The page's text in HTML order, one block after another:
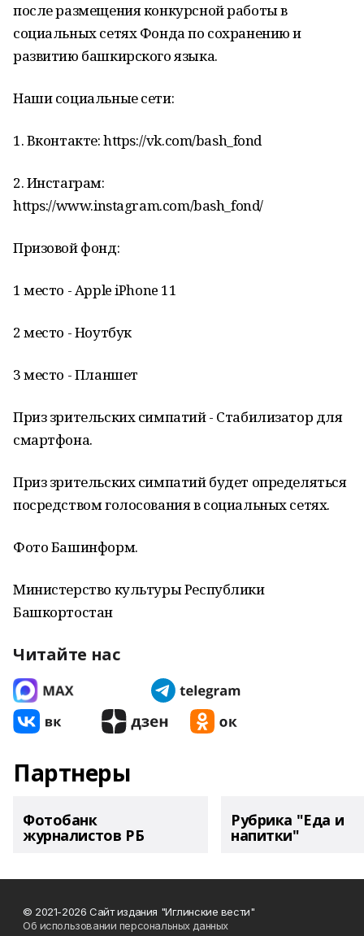
после размещения конкурсной работы в
социальных сетях Фонда по сохранению и
развитию башкирского языка.
Наши социальные сети:
1. Вконтакте: https://vk.com/bash_fond
2. Инстаграм:
https://www.instagram.com/bash_fond/
Призовой фонд:
1 место - Apple iPhone 11
2 место - Ноутбук
3 место - Планшет
Приз зрительских симпатий - Стабилизатор для
смартфона.
Приз зрительских симпатий будет определяться
посредством голосования в социальных сетях.
Фото Башинформ.
Министерство культуры Республики
Башкортостан
Читайте нас
Партнеры
Фотобанк
журналистов РБ
Рубрика "Еда и
напитки"
© 2021-2026 Сайт издания "Иглинские вести"
Об использовании персональных данных